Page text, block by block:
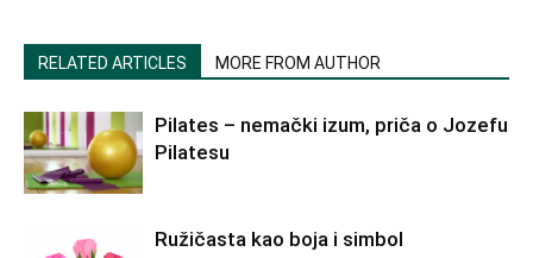
RELATED ARTICLES MORE FROM AUTHOR
Pilates – nemački izum, priča o Jozefu
Pilatesu
Ružičasta kao boja i simbol